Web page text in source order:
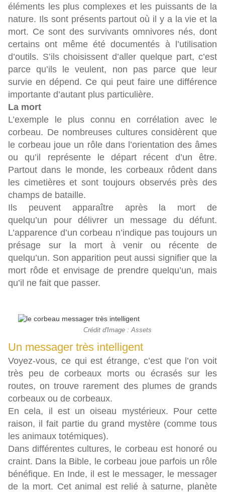
éléments les plus complexes et les puissants de la
nature. Ils sont présents partout où il y a la vie et la
mort. Ce sont des survivants omnivores nés, dont
certains ont même été documentés à l’utilisation
d’outils. S’ils choisissent d’aller quelque part, c’est
parce qu’ils le veulent, non pas parce que leur
survie en dépend. Ce qui peut faire une différence
importante d’autant plus particulière.
La mort
L’exemple le plus connu en corrélation avec le
corbeau. De nombreuses cultures considèrent que
le corbeau joue un rôle dans l’orientation des âmes
ou qu’il représente le départ récent d’un être.
Partout dans le monde, les corbeaux rôdent dans
les cimetières et sont toujours observés près des
champs de bataille.
Ils peuvent apparaître après la mort de
quelqu’un pour délivrer un message du défunt.
L’apparence d’un corbeau n’indique pas toujours un
présage sur la mort à venir ou récente de
quelqu’un. Son apparition peut aussi signifier que la
mort rôde et envisage de prendre quelqu’un, mais
qu’il ne fait que passer.
Crédit d'Image : Assets
Un messager très intelligent
Voyez-vous, ce qui est étrange, c’est que l’on voit
très peu de corbeaux morts ou écrasés sur les
routes, on trouve rarement des plumes de grands
corbeaux ou de corbeaux.
En cela, il est un oiseau mystérieux. Pour cette
raison, il fait partie du grand mystère (comme tous
les animaux totémiques).
Dans différentes cultures, le corbeau est honoré ou
craint. Dans la Bible, le corbeau joue parfois un rôle
bénéfique. En Inde, il est le messager, le messager
de la mort. Cet animal est relié à saturne, planète